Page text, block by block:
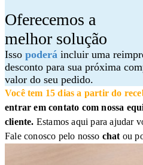
Oferecemos a
melhor solução
Isso poderá incluir uma
desconto para sua próxima
valor do seu pedido.
Você tem 15 dias a partir do
entrar em contato com nossa
cliente. Estamos aqui para ajudar
Fale conosco pelo nosso chat ou